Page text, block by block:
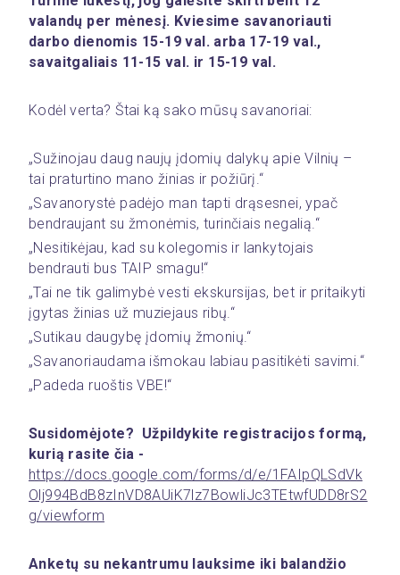
valandų per mėnesį. Kviesime savanoriauti
darbo dienomis 15-19 val. arba 17-19 val.,
savaitgaliais 11-15 val. ir 15-19 val.
Kodėl verta? Štai ką sako mūsų savanoriai:
„Sužinojau daug naujų įdomių dalykų apie Vilnių –
tai praturtino mano žinias ir požiūrį.“
„Savanorystė padėjo man tapti drąsesnei, ypač
bendraujant su žmonėmis, turinčiais negalią.“
„Nesitikėjau, kad su kolegomis ir lankytojais
bendrauti bus TAIP smagu!“
„Tai ne tik galimybė vesti ekskursijas, bet ir pritaikyti
įgytas žinias už muziejaus ribų.“
„Sutikau daugybę įdomių žmonių.“
„Savanoriaudama išmokau labiau pasitikėti savimi.“
„Padeda ruoštis VBE!“
Susidomėjote?  Užpildykite registracijos formą,
https://docs.google.com/forms/d/e/1FAIpQLSdVk
Olj994BdB8zInVD8AUiK7lz7BowliJc3TEtwfUDD8rS2
g/viewform
Anketų su nekantrumu lauksime iki balandžio